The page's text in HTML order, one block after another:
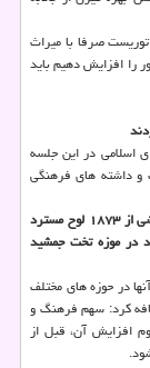
صرفا با میراث
را افزایش دهیم باید
اسلامی در این جلسه
و داشته های فرهنگی
این نماینده مجلس با اشاره به رونمایی از ۱۱۰ لوح گلی هخامنشی از ۱۸۷۳ لوح مسترد
در موزه تخت جمشید
در حوزه های مختلف
كرد: سهم فرهنگ و
افزایش آن، قبل از